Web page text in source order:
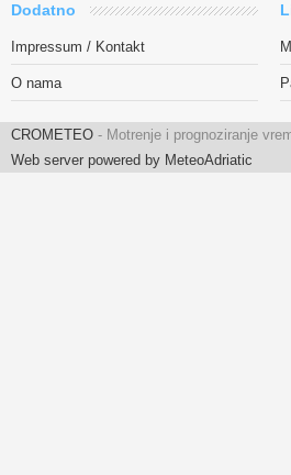
Dodatno
Impressum / Kontakt
O nama
CROMETEO - Motrenje i prognoziranje
Web server powered by MeteoAdriatic